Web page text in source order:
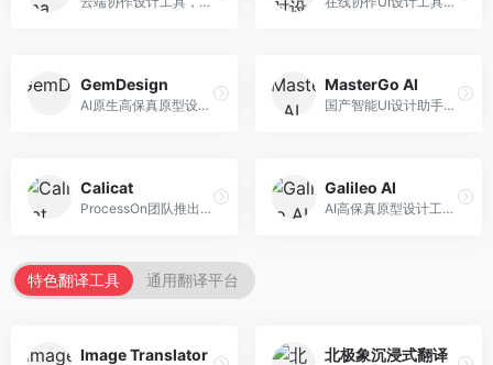
GemDesign
AI原生高保真原型设计工具，专注于智能设计生成。面向设计师，提供界面生成、设计优化、原型制作等服务，设计自动化程度高。
MasterGo AI
国产智能UI设计助手，专注于界面设计自动化。面向UI设计师，提供界面生成、组件设计、设计系统构建等服务，中文用户适配性好。
Calicat
ProcessOn团队推出的产设研协作平台，整合设计与协作功能。面向产品团队，提供设计协作、文档管理、团队沟通等服务，产研协作便捷。
Galileo AI
AI高保真原型设计工具，专注于UI界面生成。面向设计师和产品团队，提供界面生成、交互设计、设计优化等服务，界面质量高。
特色翻译工具 通用翻译平台
Image Translator 北极象沉浸式翻译